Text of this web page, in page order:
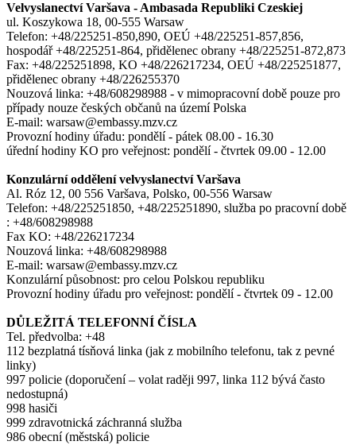
Velvyslanectví Varšava - Ambasada Republiki Czeskiej
ul. Koszykowa 18, 00-555 Warsaw
Telefon: +48/225251-850,890, OEÚ +48/225251-857,856,
hospodář +48/225251-864, přidělenec obrany +48/225251-872,873
Fax: +48/225251898, KO +48/226217234, OEÚ +48/225251877,
přidělenec obrany +48/226255370
Nouzová linka: +48/608298988 - v mimopracovní době pouze pro
případy nouze českých občanů na území Polska
E-mail: warsaw@embassy.mzv.cz
Provozní hodiny úřadu: pondělí - pátek 08.00 - 16.30
úřední hodiny KO pro veřejnost: pondělí - čtvrtek 09.00 - 12.00
Konzulární oddělení velvyslanectví Varšava
Al. Róz 12, 00 556 Varšava, Polsko, 00-556 Warsaw
Telefon: +48/225251850, +48/225251890, služba po pracovní době
: +48/608298988
Fax KO: +48/226217234
Nouzová linka: +48/608298988
E-mail: warsaw@embassy.mzv.cz
Konzulární působnost: pro celou Polskou republiku
Provozní hodiny úřadu pro veřejnost: pondělí - čtvrtek 09 - 12.00
DŮLEŽITÁ TELEFONNÍ ČÍSLA
Tel. předvolba: +48
112 bezplatná tísňová linka (jak z mobilního telefonu, tak z pevné
linky)
997 policie (doporučení – volat raději 997, linka 112 bývá často
nedostupná)
998 hasiči
999 zdravotnická záchranná služba
986 obecní (městská) policie